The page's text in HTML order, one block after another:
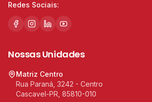
Redes Sociais:
Nossas Unidades
Matriz Centro
Rua Paraná, 3242 - Centro
Cascavel-PR, 85810-010